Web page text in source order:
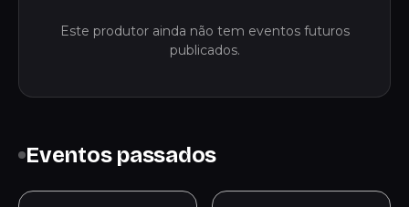
Este produtor ainda não tem eventos futuros
publicados.
Eventos passados